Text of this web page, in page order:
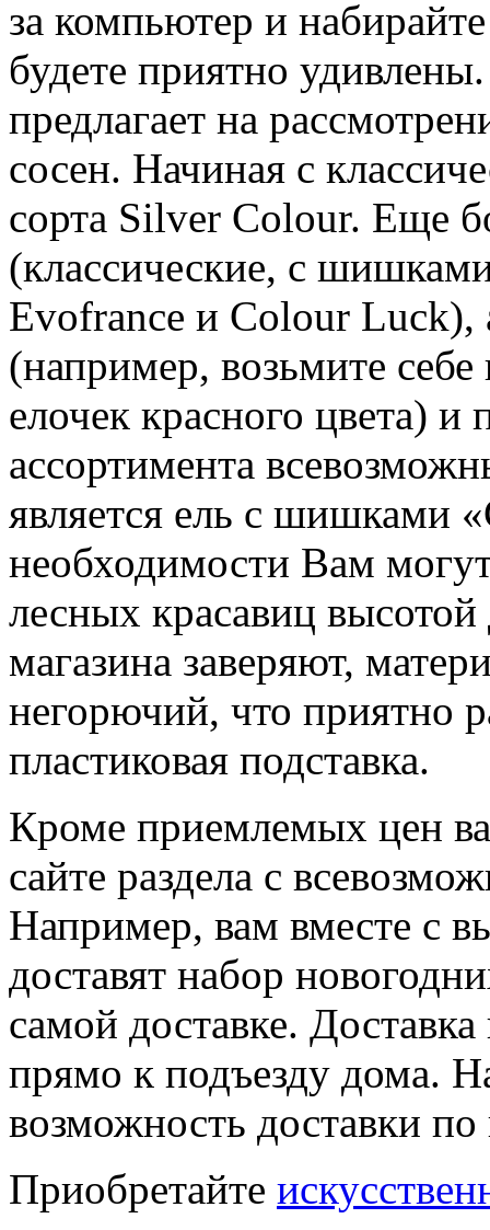
за компьютер и
будете приятно
предлагает на
сосен. Начиная с
сорта Silver Colour. Еще
(классические, с
Evofrance и Colour Luck),
(например, возьмите
елочек красного цвета) и
ассортимента
является ель c шишками
необходимости Вам
лесных красавиц
магазина заверяют,
негорючий, что приятно
пластиковая подставка.
Кроме приемлемых цен
сайте раздела с
Например, вам вместе с
доставят набор
самой доставке.
прямо к подъезду дома.
возможность доставки
Приобретайте